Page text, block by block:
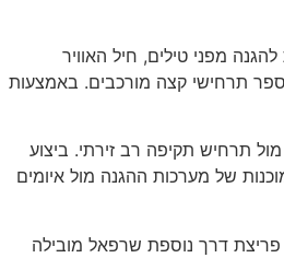
מפני טילים, חיל האוויר
תרחישי קצה מורכבים. באמצעות
יכולות מערכת הנשק 'קלע דוד' מול תרחיש תקיפה רב זירתי. ביצוע
של מערכות ההגנה מול איומים
פריצת דרך נוספת שרפאל מובילה